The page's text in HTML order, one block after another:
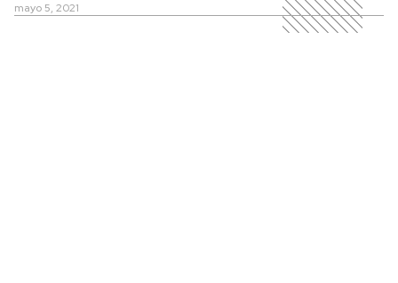
mayo 5, 2021